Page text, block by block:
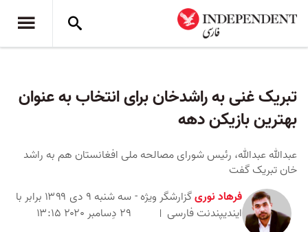
تبریک غنی به راشدخان برای انتخاب به عنوان
بهترین بازیکن دهه
عبدالله عبدالله، رئیس شورای مصالحه ملی افغانستان هم به راشد
خان تبریک گفت
فرهاد نوریگزارشگر ویژه -
ایندیپندنت فارسی
سه شنبه ۹ دی ۱۳۹۹ برابر با
۲۹ دِسامبر ۲۰۲۰ ۱۳:۱۵